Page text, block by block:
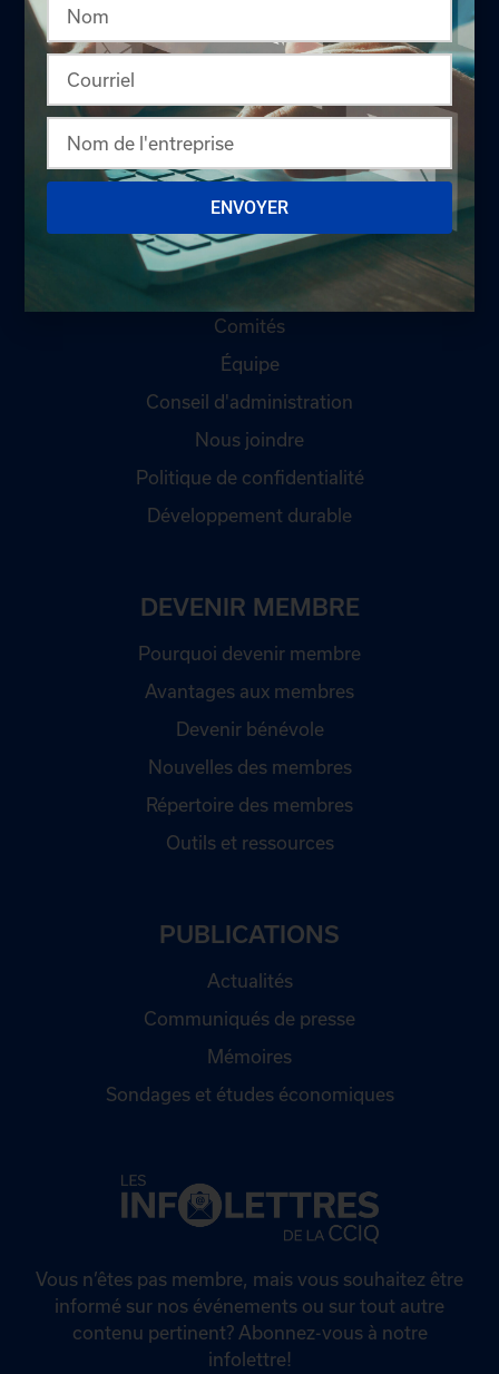
LA CHAMBRE
Offres d'emploi
Appel d'offres
Qui sommes-nous ?
Comités
Équipe
Conseil d'administration
Nous joindre
Politique de confidentialité
Développement durable
DEVENIR MEMBRE
Pourquoi devenir membre
Avantages aux membres
Devenir bénévole
Nouvelles des membres
Répertoire des membres
Outils et ressources
PUBLICATIONS
Actualités
Communiqués de presse
Mémoires
Sondages et études économiques
Vous n’êtes pas membre, mais vous souhaitez être
informé sur nos événements ou sur tout autre
contenu pertinent? Abonnez-vous à notre
infolettre!
ENVOYER